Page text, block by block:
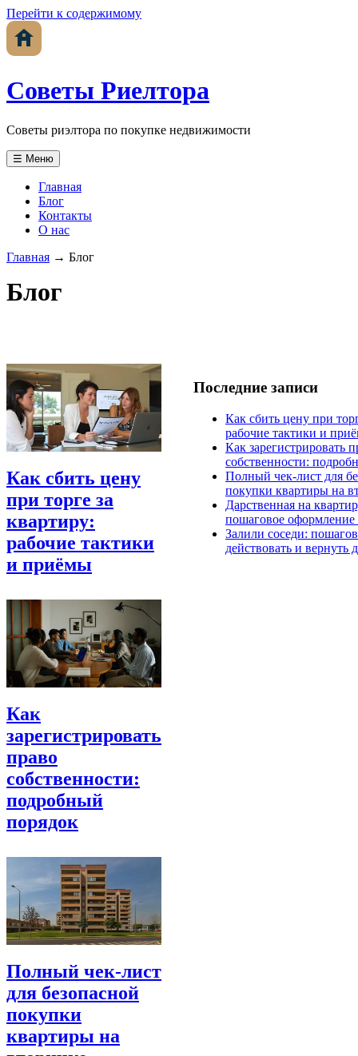
Перейти к содержимому
Советы Риелтора
Советы риэлтора по покупке недвижимости
☰ Меню
Главная
Блог
Контакты
О нас
Главная → Блог
Блог
Как сбить цену
при торге за
квартиру:
рабочие тактики
и приёмы
Как
зарегистрировать
право
собственности:
подробный
порядок
Полный чек‑лист
для безопасной
покупки
квартиры на
Последние записи
Как сбить цену при
рабочие тактики и
Как зарегистрировать
собственности:
Полный чек‑лист для
покупки квартиры на
Дарственная на
пошаговое оформление
Залили соседи:
действовать и вернуть